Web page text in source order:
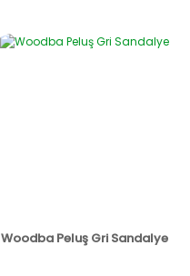
Woodba Peluş Gri Sandalye